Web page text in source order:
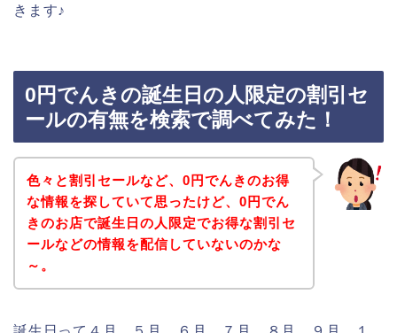
きます♪
0円でんきの誕生日の人限定の割引セ
ールの有無を検索で調べてみた！
色々と割引セールなど、0円でんきのお得
な情報を探していて思ったけど、0円でん
きのお店で誕生日の人限定でお得な割引セ
ールなどの情報を配信していないのかな
～。